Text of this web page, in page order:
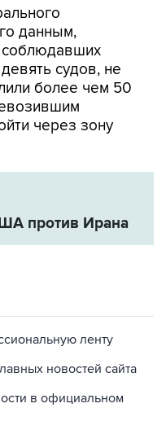
данным,
соблюдавших
судов, не
более чем 50
через зону
против Ирана
ленту
новостей сайта
в официальном